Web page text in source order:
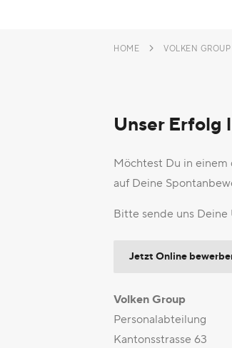
HOME VOLKEN GROUP
Unser Erfolg
Möchtest Du in einem
auf Deine
Bitte sende uns Deine
Jetzt Online
Volken Group
Personalabteilung
Kantonsstrasse 63